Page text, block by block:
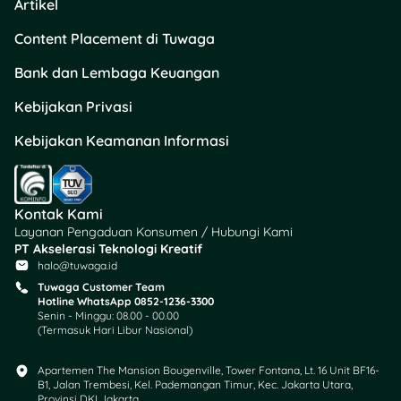
Yuk, jadi pengguna
cerdas barengTuwaga! 💙
Selalu update info finansial
kamu di sini dan jangan
lupa cek produk-produk
keuangan yang bisa bantu
kelola uang dengan lebih
bijak.
Artikel
Content Placement di Tuwaga
Bank dan Lembaga Keuangan
Kebijakan Privasi
Kebijakan Keamanan Informasi
Kontak Kami
Layanan Pengaduan Konsumen / Hubungi Kami
PT Akselerasi Teknologi Kreatif
halo@tuwaga.id
Tuwaga Customer Team
Hotline WhatsApp 0852-1236-3300
Senin - Minggu: 08.00 - 00.00
(Termasuk Hari Libur Nasional)
Apartemen The Mansion Bougenville, Tower Fontana, Lt. 16 Unit BF16-
B1, Jalan Trembesi, Kel. Pademangan Timur, Kec. Jakarta Utara,